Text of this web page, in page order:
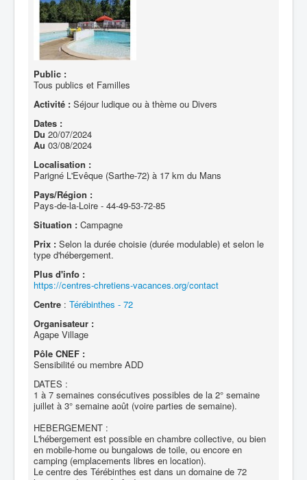
Public :
Tous publics et Familles
Activité : Séjour ludique ou à thème ou Divers
Dates :
Du 20/07/2024
Au 03/08/2024
Localisation :
Parigné L'Evêque (Sarthe-72) à 17 km du Mans
Pays/Région :
Pays-de-la-Loire - 44-49-53-72-85
Situation : Campagne
Prix : Selon la durée choisie (durée modulable) et selon le
type d'hébergement.
Plus d'info :
https://centres-chretiens-vacances.org/contact
Centre : Térébinthes - 72
Organisateur :
Agape Village
Pôle CNEF :
Sensibilité ou membre ADD
DATES :
1 à 7 semaines consécutives possibles de la 2° semaine
juillet à 3° semaine août (voire parties de semaine).
HEBERGEMENT :
L'hébergement est possible en chambre collective, ou bien
en mobile-home ou bungalows de toile, ou encore en
camping (emplacements libres en location).
Le centre des Térébinthes est dans un domaine de 72